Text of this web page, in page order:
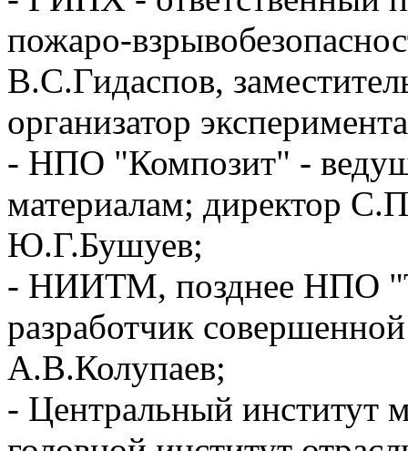
пожаро-
В.С.Гидаспов,
организатор
- НПО "Композит" -
материалам; директор
Ю.Г.Бушуев;
- НИИТМ, позднее НПО
разработчик
А.В.Колупаев;
- Центральный